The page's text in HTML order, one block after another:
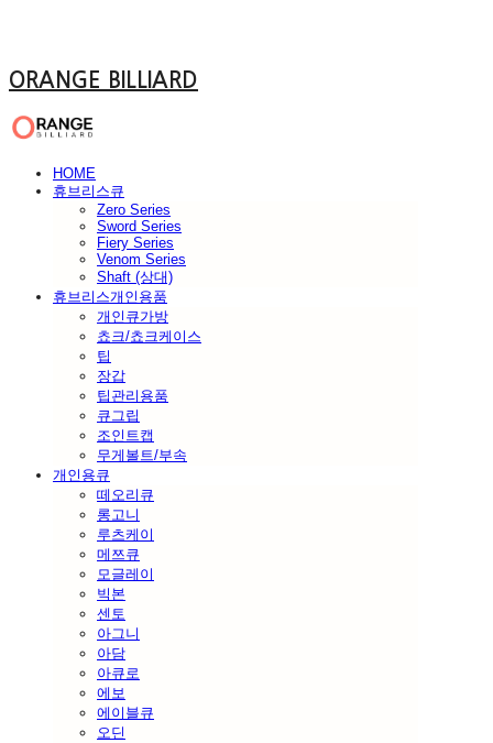
ORANGE BILLIARD
HOME
휴브리스큐
Zero Series
Sword Series
Fiery Series
Venom Series
Shaft (상대)
휴브리스개인용품
개인큐가방
쵸크/쵸크케이스
팁
장갑
팁관리용품
큐그립
조인트캡
무게볼트/부속
개인용큐
떼오리큐
롱고니
루츠케이
메쯔큐
모글레이
빅본
센토
아그니
아담
아큐로
에보
에이블큐
오딘